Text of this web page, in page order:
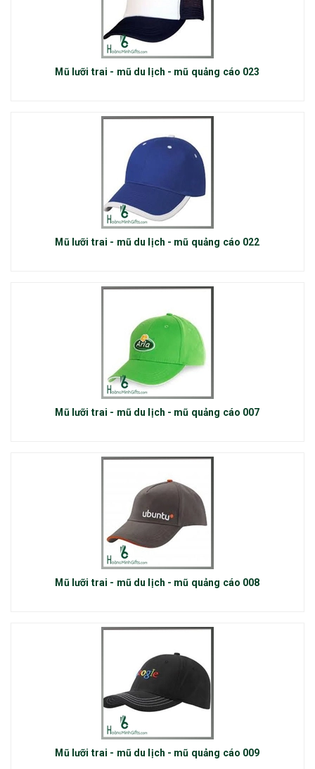
Mũ lưỡi trai - mũ du lịch - mũ quảng cáo 023
Mũ lưỡi trai - mũ du lịch - mũ quảng cáo 022
Mũ lưỡi trai - mũ du lịch - mũ quảng cáo 007
Mũ lưỡi trai - mũ du lịch - mũ quảng cáo 008
Mũ lưỡi trai - mũ du lịch - mũ quảng cáo 009